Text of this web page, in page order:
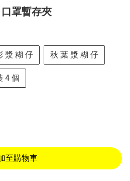
罩暫存夾
漿 糊 仔 秋 葉 漿 糊 仔
4 個
至購物車